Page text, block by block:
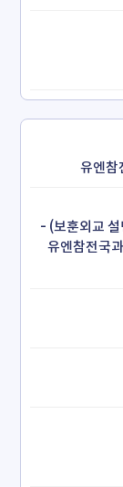
유엔
- (보훈외교
유엔참전국
* 보훈부장
- 국가보훈부